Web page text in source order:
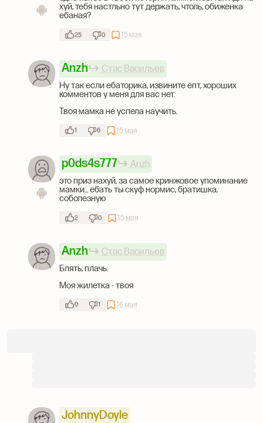
хуй, тебя настльно тут держать, чтоль, обиженка
ебаная?
25 0 15 мая
Anzh
Стас Васильев
Ну так если ебаторика, извините ёпт, хороших
комментов у меня для вас нет.
Твоя мамка не успела научить.
1 6 15 мая
p0ds4s777
Anzh
это приз нахуй, за самое кринжовое упоминание
мамки... ебать ты скуф нормис, братишка,
соболезную
2 0 15 мая
Anzh
Стас Васильев
Блять, плачь.
Моя жилетка - твоя
0 1 16 мая
JohnnyDoyle